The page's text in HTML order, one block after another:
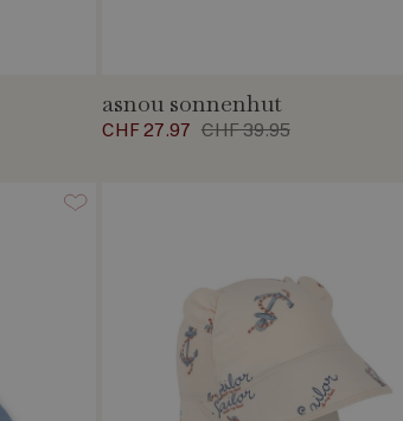
asnou sonnenhut
CHF 27.97 CHF 39.95